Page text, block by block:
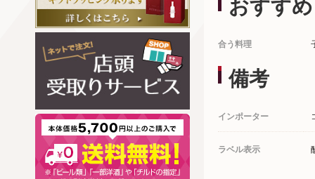
おすすめ
合う料理
備考
インポーター
ラベル表示